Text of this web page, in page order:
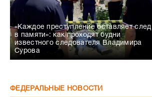
«Каждое преступление оставляет след
в памяти»: как проходят будни
известного следователя Владимира
Сурова
ФЕДЕРАЛЬНЫЕ НОВОСТИ